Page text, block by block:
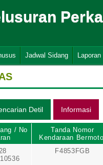
Jadwal Sidang Laporan
/ No
Tanda Nomor
Kendaraan
F4853FGB